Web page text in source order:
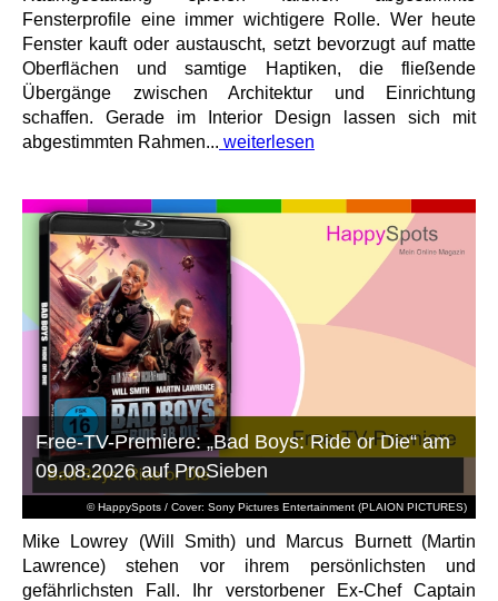
Fensterprofile eine immer wichtigere Rolle. Wer heute
Fenster kauft oder austauscht, setzt bevorzugt auf matte
Oberflächen und samtige Haptiken, die fließende
Übergänge zwischen Architektur und Einrichtung
schaffen. Gerade im Interior Design lassen sich mit
abgestimmten Rahmen... weiterlesen
© HappySpots / Cover: Sony Pictures Entertainment (PLAION PICTURES)
Free-TV-Premiere: „Bad Boys: Ride or Die“ am
09.08.2026 auf ProSieben
Mike Lowrey (Will Smith) und Marcus Burnett (Martin
Lawrence) stehen vor ihrem persönlichsten und
gefährlichsten Fall. Ihr verstorbener Ex-Chef Captain